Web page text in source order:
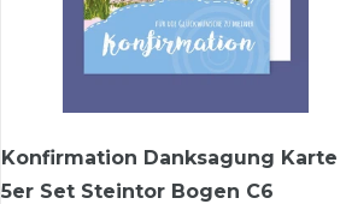
Konfirmation Danksagung Karte
5er Set Steintor Bogen C6